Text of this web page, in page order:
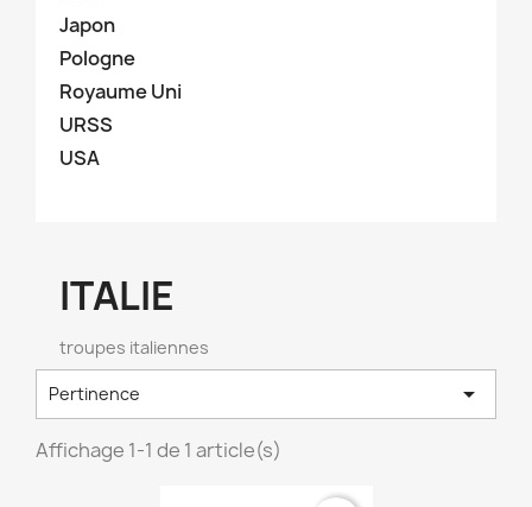
Japon
Pologne
Royaume Uni
URSS
USA
ITALIE
troupes italiennes
Pertinence 
Affichage 1-1 de 1 article(s)
Créer une liste d'envies